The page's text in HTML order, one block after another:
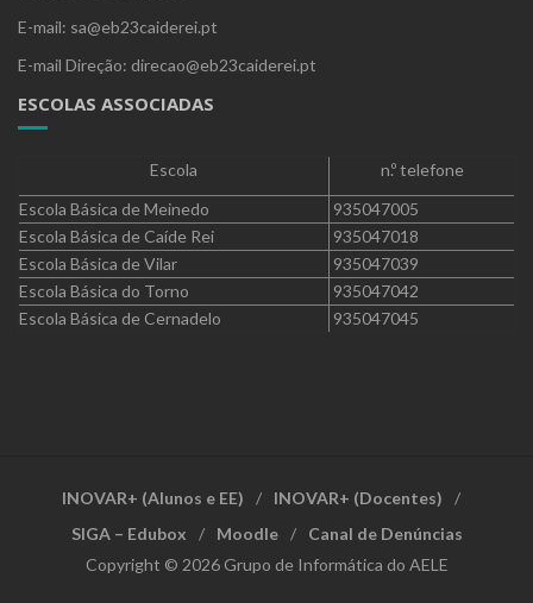
E-mail: sa@eb23caiderei.pt
E-mail Direção: direcao@eb23caiderei.pt
ESCOLAS ASSOCIADAS
Escola
n.º telefone
Escola Básica de Meinedo
935047005
Escola Básica de Caíde Rei
935047018
Escola Básica de Vilar
935047039
Escola Básica do Torno
935047042
Escola Básica de Cernadelo
935047045
INOVAR+ (Alunos e EE)
INOVAR+ (Docentes)
SIGA – Edubox
Moodle
Canal de Denúncias
Copyright © 2026 Grupo de Informática do AELE